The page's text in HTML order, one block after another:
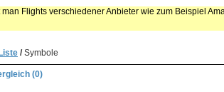
man Flights verschiedener Anbieter wie zum Beispiel
Liste /Symbole
(0)